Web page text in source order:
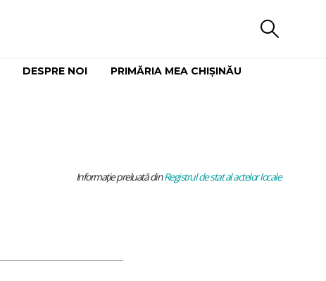
DESPRE NOI PRIMĂRIA MEA CHIȘINĂU
Informaţie preluată dinRegistrul de stat al actelor locale